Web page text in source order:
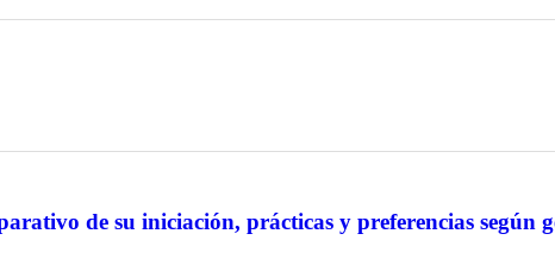
de su iniciación, prácticas y preferencias según